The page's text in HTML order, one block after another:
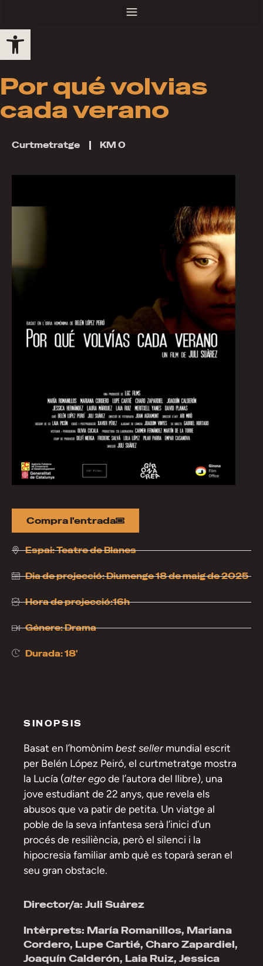
Obre la barra d'eines
Por qué volvias
cada verano
Curtmetratge KM 0
Compra l'entrada
Espai:Teatre de Blanes
Dia de projecció:Diumenge 18 de maig de 2025
Hora de projecció:16h
Gènere:Drama
Durada: 18'
SINOPSIS
Basat en l’homònim best sellermundial escrit
per Belén López Peiró, el curtmetratge mostra
la Lucía (alter egode l’autora del llibre), una
jove estudiant de 22 anys, que revela els
abusos que va patir de petita. Un viatge al
poble de la seva infantesa serà l’inici d’un
procés de resiliència, però el silenci i la
hipocresia familiar amb què es toparà seran el
seu gran obstacle.
Director/a: Juli Suàrez
Intèrprets: María Romanillos, Mariana
Cordero, Lupe Cartié, Charo Zapardiel,
Joaquín Calderón, Laia Ruiz, Jessica